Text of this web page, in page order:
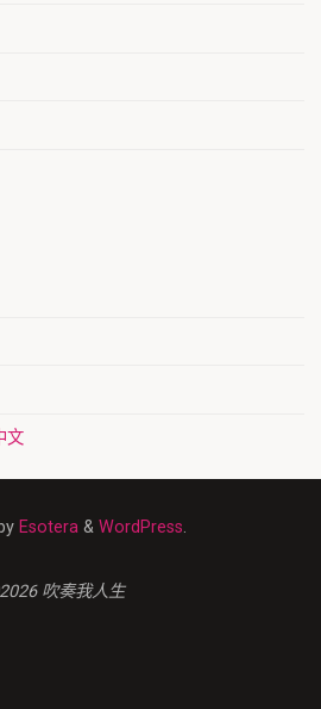
文
Esotera & WordPress.
吹奏我人生